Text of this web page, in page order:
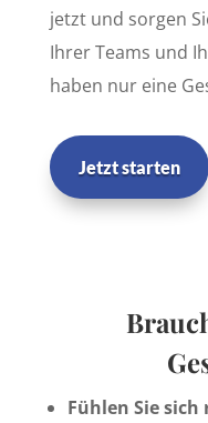
jetzt und sorgen
Ihrer Teams und
haben nur eine
Jetzt starten
Fühlen Sie